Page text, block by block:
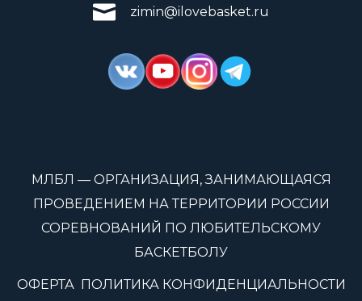
zimin@ilovebasket.ru
МЛБЛ — ОРГАНИЗАЦИЯ, ЗАНИМАЮЩАЯСЯ
ПРОВЕДЕНИЕМ НА ТЕРРИТОРИИ РОССИИ
СОРЕВНОВАНИЙ ПО ЛЮБИТЕЛЬСКОМУ
БАСКЕТБОЛУ
ОФЕРТА ПОЛИТИКА КОНФИДЕНЦИАЛЬНОСТИ